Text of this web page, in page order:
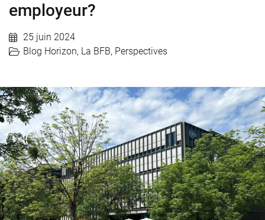
employeur?
25 juin 2024
Blog Horizon, La BFB, Perspectives